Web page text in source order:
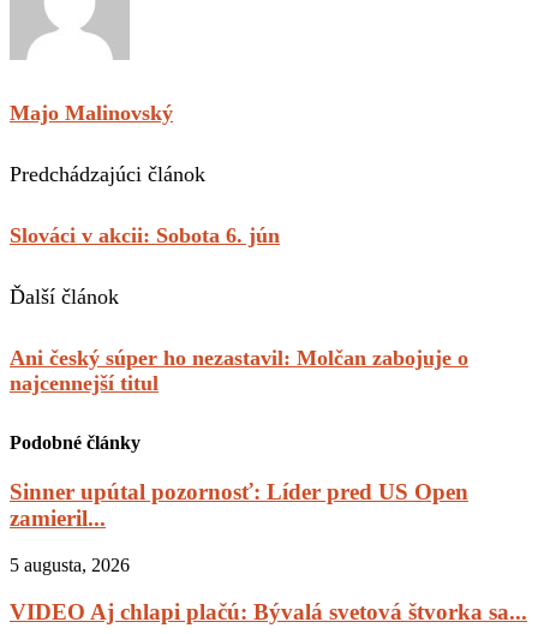
Majo Malinovský
Predchádzajúci článok
Slováci v akcii: Sobota 6. jún
Ďalší článok
Ani český súper ho nezastavil: Molčan zabojuje o
najcennejší titul
Podobné články
Sinner upútal pozornosť: Líder pred US Open
zamieril...
5 augusta, 2026
VIDEO Aj chlapi plačú: Bývalá svetová štvorka sa...